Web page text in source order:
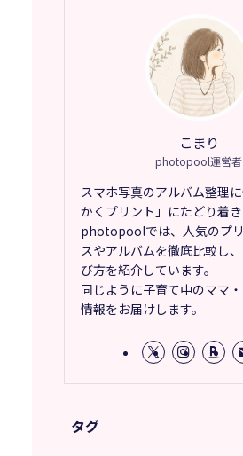
こまり
photopool運営者
スマホ写真のアルバム整理
かくプリント」にたどり着き
photopoolでは、人気のプ
スやアルバムを徹底比較し
び方を紹介しています。
同じように子育て中のママ
情報をお届けします。
タグ